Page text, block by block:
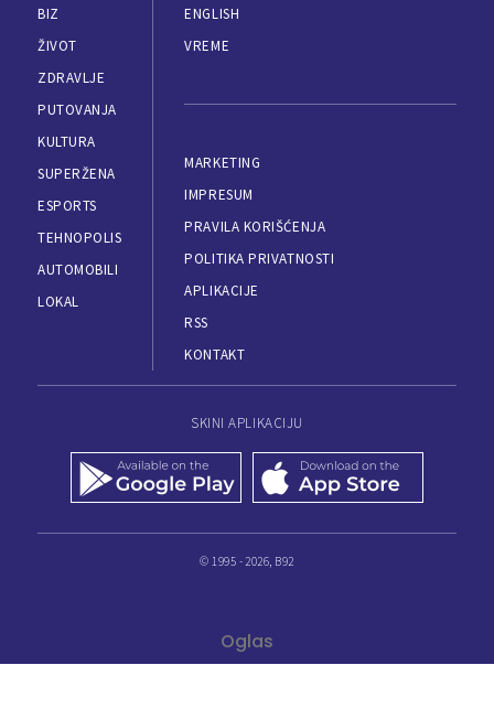
BIZ
ŽIVOT
ZDRAVLJE
PUTOVANJA
KULTURA
SUPERŽENA
ESPORTS
TEHNOPOLIS
AUTOMOBILI
LOKAL
ENGLISH
VREME
MARKETING
IMPRESUM
PRAVILA KORIŠĆENJA
POLITIKA PRIVATNOSTI
APLIKACIJE
RSS
KONTAKT
SKINI APLIKACIJU
© 1995 - 2026, B92